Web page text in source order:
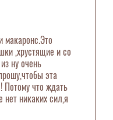
макаронс.Это
,хрустящие и со
ну очень
эта
Потому что ждать
нет никаких сил,я